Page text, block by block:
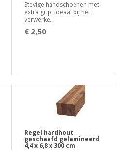
Stevige handschoenen met
extra grip. Ideaal bij het
verwerke..
€ 2,50
Regel hardhout
geschaafd gelamineerd
4,4 x 6,8 x 300 cm